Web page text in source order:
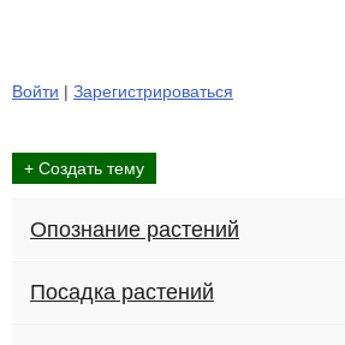
Войти | Зарегистрироваться
+ Создать тему
Опознание растений
Посадка растений